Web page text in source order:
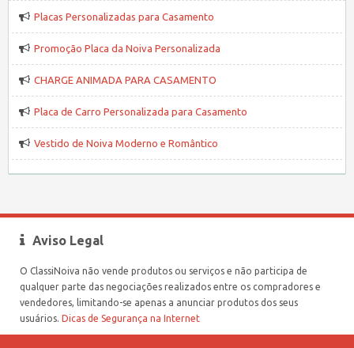
Placas Personalizadas para Casamento
Promoção Placa da Noiva Personalizada
CHARGE ANIMADA PARA CASAMENTO
Placa de Carro Personalizada para Casamento
Vestido de Noiva Moderno e Romântico
Aviso Legal
O ClassiNoiva não vende produtos ou serviços e não participa de
qualquer parte das negociações realizados entre os compradores e
vendedores, limitando-se apenas a anunciar produtos dos seus
usuários. Dicas de Segurança na Internet